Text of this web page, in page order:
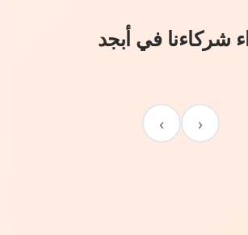
شركاءنا في أبجد
‹
›